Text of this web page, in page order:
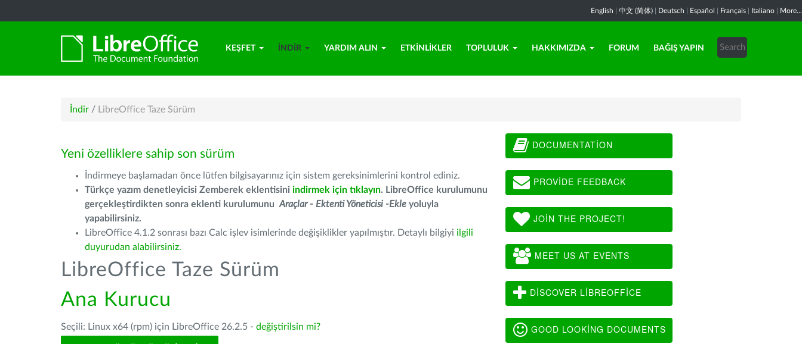
English 中文 (简体) Deutsch Español Français Italiano More...
KEŞFET İNDIR YARDIM ALIN ETKINLIKLER TOPLULUK HAKKIMIZDA FORUM BAĞIŞ YAPIN
İndir / LibreOffice Taze Sürüm
Yeni özelliklere sahip son sürüm
İndirmeye başlamadan önce lütfen bilgisayarınız için sistem gereksinimlerini kontrol ediniz.
Türkçe yazım denetleyicisi Zemberek eklentisini indirmek için tıklayın. LibreOffice kurulumunu
gerçekleştirdikten sonra eklenti kurulumunu Araçlar - Ektenti Yöneticisi -Ekle yoluyla
yapabilirsiniz.
LibreOffice 4.1.2 sonrası bazı Calc işlev isimlerinde değişiklikler yapılmıştır. Detaylı bilgiyi ilgili
duyurudan alabilirsiniz.
LibreOffice Taze Sürüm
Ana Kurucu
Seçili: Linux x64 (rpm) için LibreOffice 26.2.5 - değiştirilsin mi?
DOCUMENTATION
PROVIDE FEEDBACK
JOIN THE PROJECT!
MEET US AT EVENTS
DISCOVER LIBREOFFICE
GOOD LOOKING DOCUMENTS